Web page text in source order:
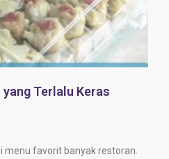
Terlalu Keras
menu favorit banyak restoran.